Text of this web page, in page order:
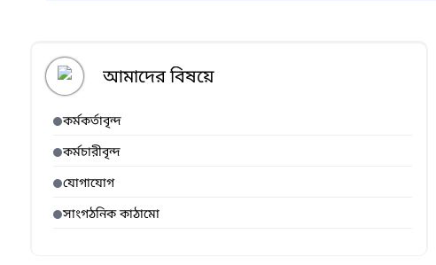
আমাদের বিষয়ে
কর্মকর্তাবৃন্দ
কর্মচারীবৃন্দ
যোগাযোগ
সাংগঠনিক কাঠামো